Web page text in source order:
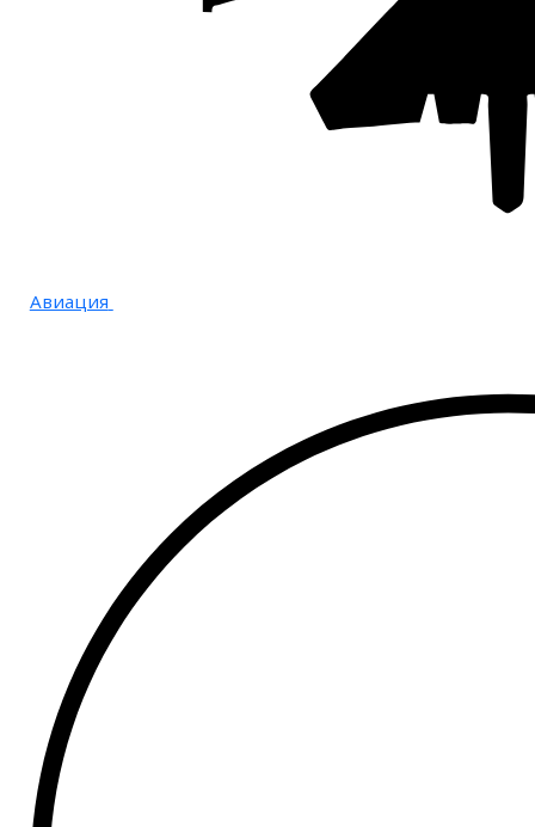
Авиация